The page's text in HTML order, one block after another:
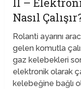
Nasıl
Rolanti ayarını
gelen komutla
gaz kelebekleri
elektronik olarak
kelebeğine bağlı